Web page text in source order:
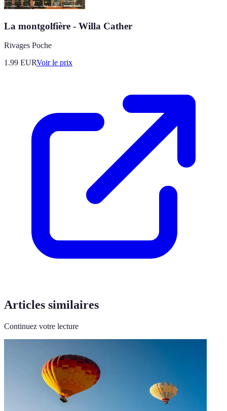
La montgolfière - Willa Cather
Rivages Poche
1.99 EURVoir le prix
Articles similaires
Continuez votre lecture